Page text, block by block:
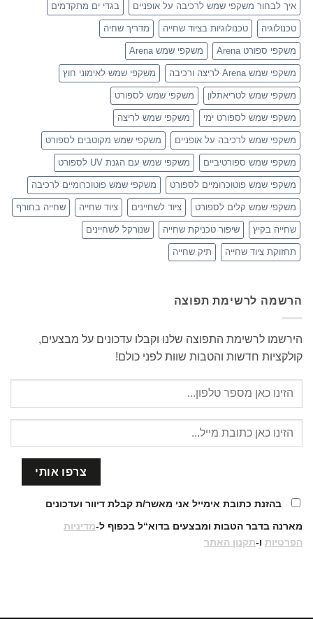
איך לבחור משקפי שמש לרכיבה על אופניים בגדי ים מתקדמים
טכנולוגיה טכנולוגיות בציוד שחייה מדריך שחיה
משקפי ספורט Arena משקפי שמש Arena
משקפי שמש Arena לריצה ורכיבה משקפי שמש לאימוני חוץ
משקפי שמש לטריאתלון משקפי שמש לספורט
משקפי שמש לספורט ימי משקפי שמש לריצה
משקפי שמש לרכיבה על אופניים משקפי שמש מקוטבים לספורט
משקפי שמש ספורטיביים משקפי שמש עם הגנת UV לספורט
משקפי שמש פוטוכרומיים לספורט משקפי שמש פוטוכרומיים לרכיבה
משקפי שמש קלים לספורט ציוד לשחיינים ציוד שחייה שחייה בחורף
שחייה בקיץ שיפור טכניקת שחייה שנורקל לשחיינים
תחזוקת ציוד שחייה תיק שחייה
הרשמה לרשימת תפוצה
הירשמו לרשימת התפוצה שלנו וקבלו עדכונים על מבצעים,
קולקציות חדשות והטבות שוות לפני כולם!
בהזנת כתובת אימייל אני מאשר/ת קבלת דיוור ועדכונים
מארנה בדבר הטבות ומבצעים בדוא“ל בכפוף ל-מדיניות
הפרטיות ו-תקנון האתר